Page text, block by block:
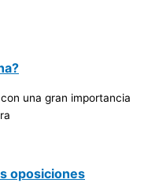
una gran importancia
oposiciones